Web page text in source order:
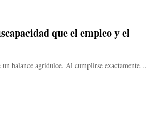
que el empleo y el
balance agridulce. Al cumplirse exactamente…